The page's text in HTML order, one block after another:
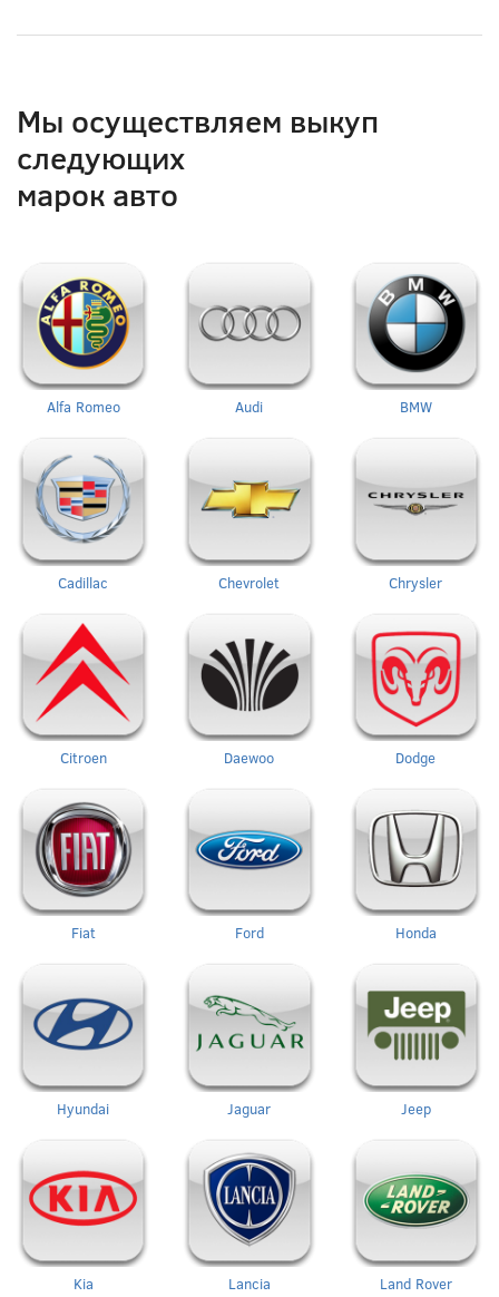
Мы осуществляем выкуп
следующих
марок авто
Alfa Romeo Audi BMW
Cadillac Chevrolet Chrysler
Citroen Daewoo Dodge
Fiat Ford Honda
Hyundai Jaguar Jeep
Kia Lancia Land Rover